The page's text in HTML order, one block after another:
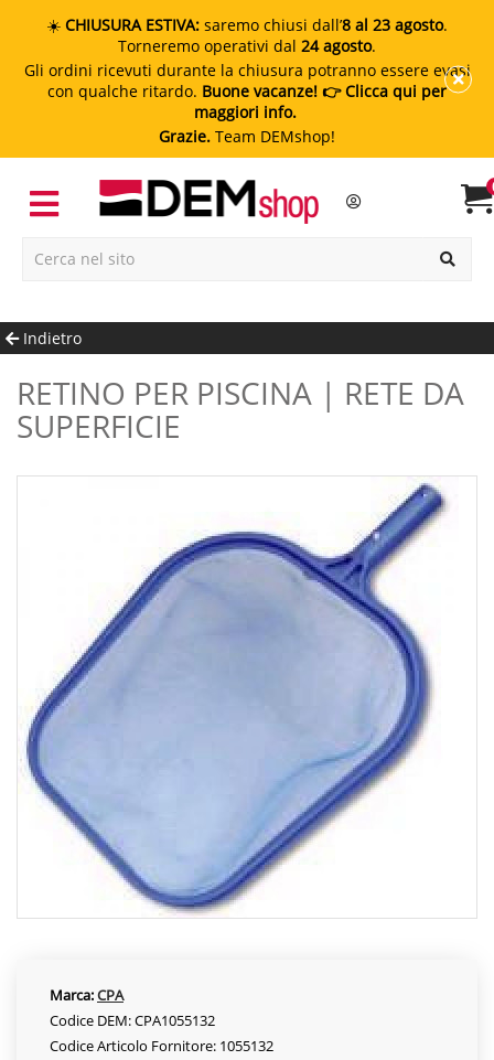
☀️ CHIUSURA ESTIVA: saremo chiusi dall’8 al 23 agosto.
Torneremo operativi dal 24 agosto.
Gli ordini ricevuti durante la chiusura potranno essere evasi
con qualche ritardo. Buone vacanze! 👉 Clicca qui per
maggiori info.
Grazie. Team DEMshop!
Indietro
RETINO PER PISCINA | RETE DA
SUPERFICIE
Marca:CPA
Codice DEM: CPA1055132
Codice Articolo Fornitore: 1055132